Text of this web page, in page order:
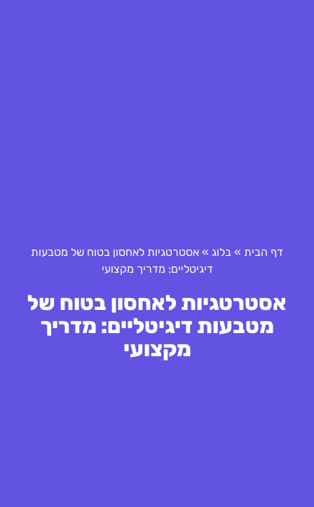
דף הבית » בלוג » אסטרטגיות לאחסון בטוח של מטבעות
דיגיטליים: מדריך מקצועי
אסטרטגיות לאחסון בטוח של
מטבעות דיגיטליים: מדריך
מקצועי